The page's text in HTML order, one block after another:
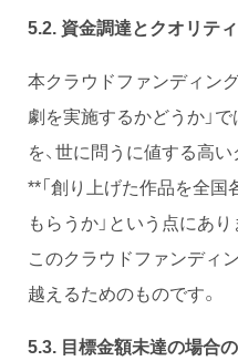
5.2. 資金調達とクオリテ
本クラウドファンディン
劇を実施するかどうか」
を、世に問うに値する高
**「創り上げた作品を全
もらうか」という点にあり
このクラウドファンディ
越えるためのものです。
5.3. 目標金額未達の場合